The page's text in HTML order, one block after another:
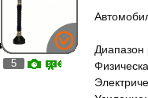
5
Диапазон